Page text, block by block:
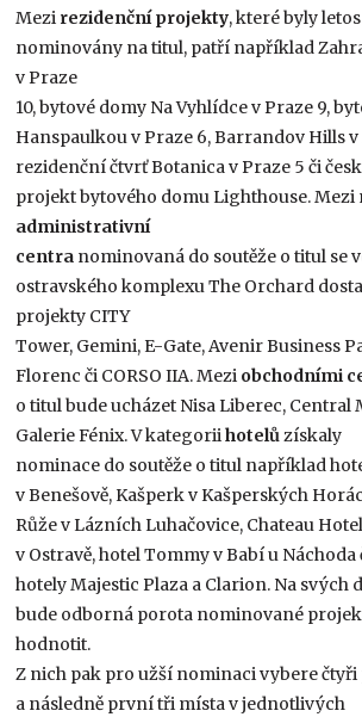
Mezi rezidenční projekty, které byly letos
nominovány na titul, patří například
v Praze
10, bytové domy Na Vyhlídce v Praze 9,
Hanspaulkou v Praze 6, Barrandov Hills v
rezidenční čtvrť Botanica v Praze 5 či
projekt bytového domu Lighthouse. Mezi
administrativní
centra nominovaná do soutěže o titul se
ostravského komplexu The Orchard
projekty CITY
Tower, Gemini, E-Gate, Avenir Business
Florenc či CORSO IIA. Mezi obchodními
o titul bude ucházet Nisa Liberec, Central
Galerie Fénix. V kategoriihotelů získaly
nominace do soutěže o titul například
v Benešově, Kašperk v Kašperských
Růže v Lázních Luhačovice, Chateau
v Ostravě, hotel Tommy v Babí u Náchoda
hotely Majestic Plaza a Clarion. Na svých
bude odborná porota nominované
hodnotit.
Z nich pak pro užší nominaci vybere
a následně první tři místa v jednotlivých